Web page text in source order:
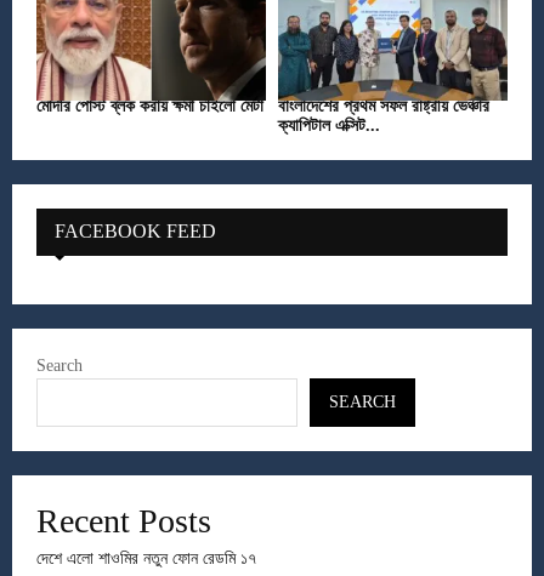
মোদীর পোস্ট ব্লক করায় ক্ষমা চাইলো মেটা
বাংলাদেশের প্রথম সফল রাষ্ট্রীয় ভেঞ্চার
ক্যাপিটাল এক্সিট...
FACEBOOK FEED
Search
SEARCH
Recent Posts
দেশে এলো শাওমির নতুন ফোন রেডমি ১৭